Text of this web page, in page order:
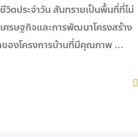
วิตประจำวัน สันทรายเป็นพื้นที่ที่ไม่
ศรษฐกิจและการพัฒนาโครงสร้าง
ของโครงการบ้านที่มีคุณภาพ